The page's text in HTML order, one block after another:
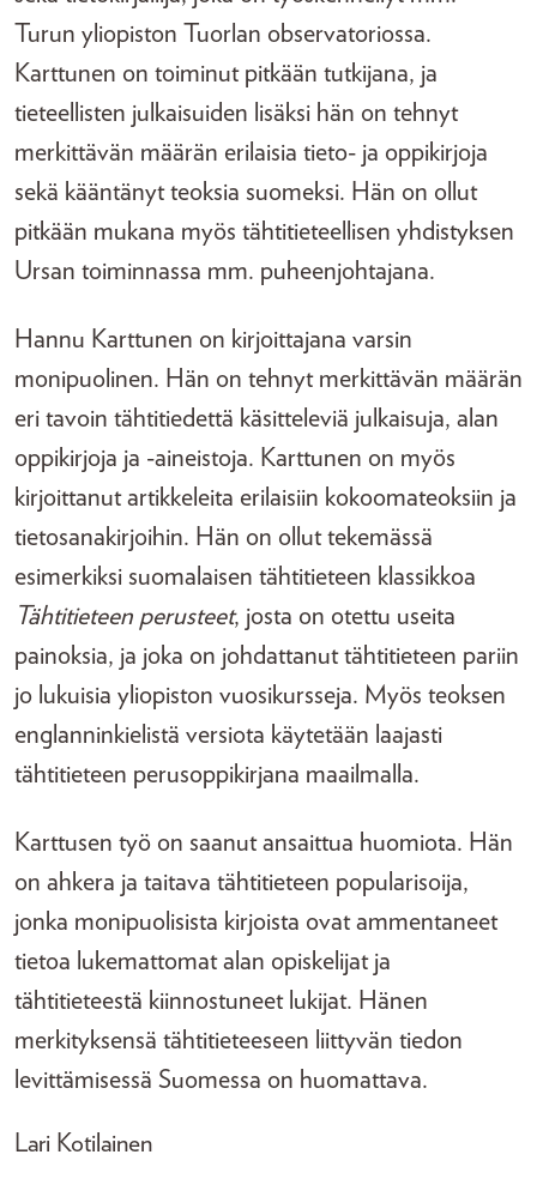
Turun yliopiston Tuorlan observatoriossa.
Karttunen on toiminut pitkään tutkijana, ja
tieteellisten julkaisuiden lisäksi hän on tehnyt
merkittävän määrän erilaisia tieto- ja oppikirjoja
sekä kääntänyt teoksia suomeksi. Hän on ollut
pitkään mukana myös tähtitieteellisen yhdistyksen
Ursan toiminnassa mm. puheenjohtajana.
Hannu Karttunen on kirjoittajana varsin
monipuolinen. Hän on tehnyt merkittävän määrän
eri tavoin tähtitiedettä käsitteleviä julkaisuja, alan
oppikirjoja ja -aineistoja. Karttunen on myös
kirjoittanut artikkeleita erilaisiin kokoomateoksiin ja
tietosanakirjoihin. Hän on ollut tekemässä
esimerkiksi suomalaisen tähtitieteen klassikkoa
Tähtitieteen perusteet, josta on otettu useita
painoksia, ja joka on johdattanut tähtitieteen pariin
jo lukuisia yliopiston vuosikursseja. Myös teoksen
englanninkielistä versiota käytetään laajasti
tähtitieteen perusoppikirjana maailmalla.
Karttusen työ on saanut ansaittua huomiota. Hän
on ahkera ja taitava tähtitieteen popularisoija,
jonka monipuolisista kirjoista ovat ammentaneet
tietoa lukemattomat alan opiskelijat ja
tähtitieteestä kiinnostuneet lukijat. Hänen
merkityksensä tähtitieteeseen liittyvän tiedon
levittämisessä Suomessa on huomattava.
Lari Kotilainen